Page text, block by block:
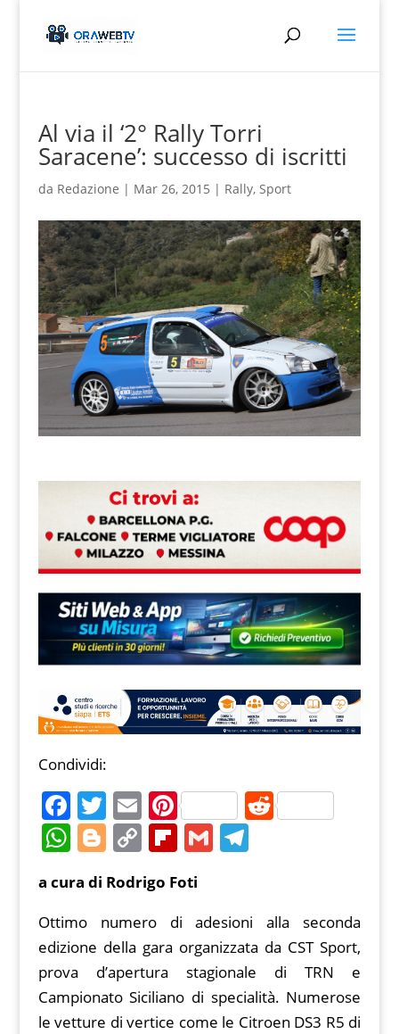
Al via il ‘2° Rally Torri
Saracene’: successo di iscritti
da Redazione | Mar 26, 2015 | Rally, Sport
Condividi:
F
a
c
e
b
o
o
k
T
w
itt
er
E
m
ai
l
Pi
nt
er
e
st
R
t
W
at
s
A
p
p
Bl
g
g
er
C
o
p
y
Li
n
k
Fl
ip
b
o
ar
d
G
l
T
gr
a
m
a cura di Rodrigo Foti
Ottimo numero di adesioni alla seconda
edizione della gara organizzata da CST Sport,
prova d’apertura stagionale di TRN e
Campionato Siciliano di specialità. Numerose
le vetture di vertice come le Citroen DS3 R5 di